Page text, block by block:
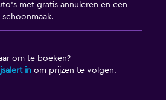
met gratis annuleren en een
om te boeken?
in om prijzen te volgen.